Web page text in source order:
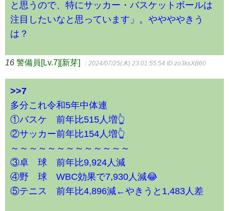
と思うので、特にサッカー・バスケットボールは
注目したいなと思っています」。ややややきう
は？
16 警備員[Lv.7][新芽] ：2024/07/25(木) 23:01:55.54 ID:zo3ksXB60
>>7
多分これ令和5年中体連
①バスケ 前年比515人増👆
②サッカー前年比154人増👆
～～～～～～～～～～～～～
③卓 球 前年比9,924人減
④野 球 WBC効果で7,930人減😂
⑤テニス 前年比4,896減←やきうと1,483人差